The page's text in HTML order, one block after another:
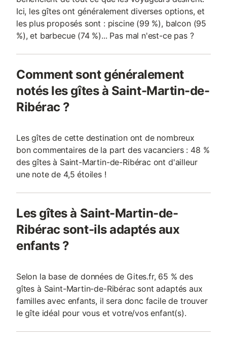
Ici, les gîtes ont généralement diverses options, et
les plus proposés sont : piscine (99 %), balcon (95
%), et barbecue (74 %)... Pas mal n'est-ce pas ?
Comment sont généralement
notés les gîtes à Saint-Martin-de-
Ribérac ?
Les gîtes de cette destination ont de nombreux
bon commentaires de la part des vacanciers : 48 %
des gîtes à Saint-Martin-de-Ribérac ont d'ailleur
une note de 4,5 étoiles !
Les gîtes à Saint-Martin-de-
Ribérac sont-ils adaptés aux
enfants ?
Selon la base de données de Gites.fr, 65 % des
gîtes à Saint-Martin-de-Ribérac sont adaptés aux
familles avec enfants, il sera donc facile de trouver
le gîte idéal pour vous et votre/vos enfant(s).